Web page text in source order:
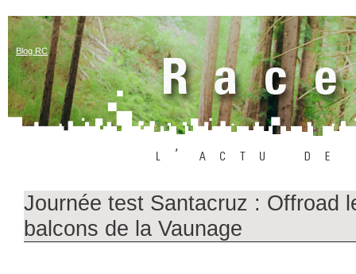
Blog RC
Journée test Santacruz : Offroad
balcons de la Vaunage